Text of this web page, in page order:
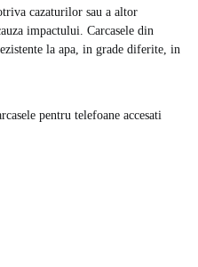
cazaturilor sau a altor
impactului. Carcasele din
la apa, in grade diferite, in
pentru telefoane accesati